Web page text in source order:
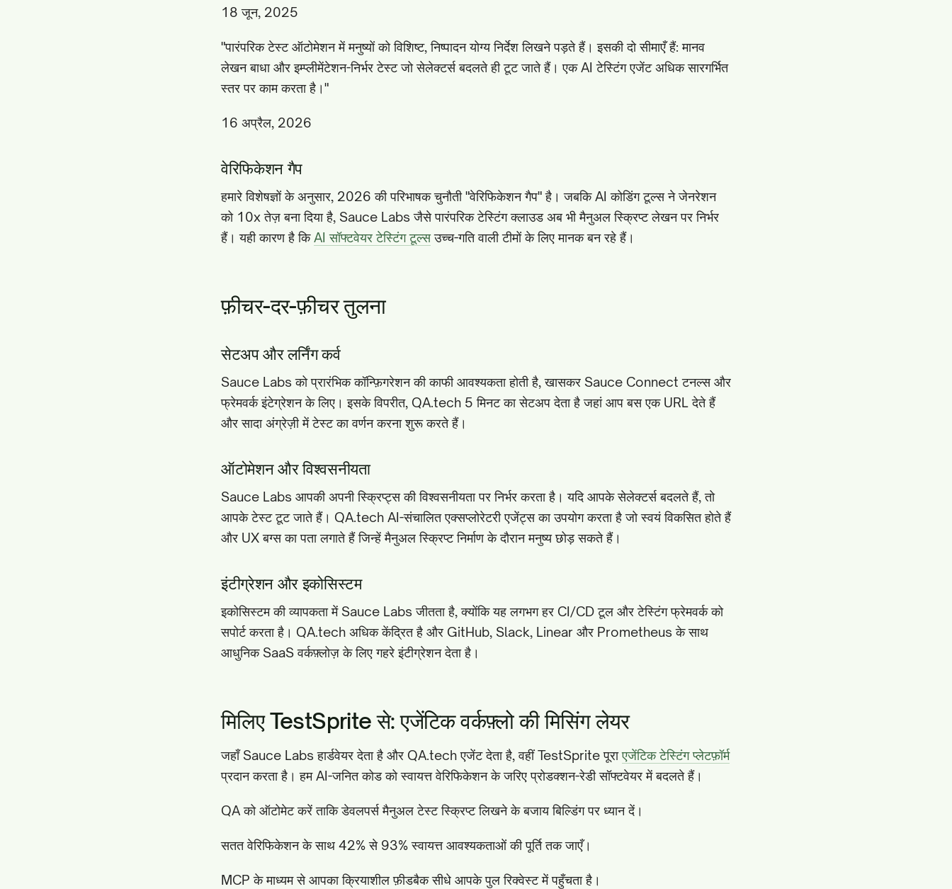
18 जून, 2025
"पारंपरिक टेस्ट ऑटोमेशन में मनुष्यों को विशिष्ट, निष्पादन योग्य निर्देश लिखने पड़ते हैं। इसकी दो सीमाएँ हैं: मानव
लेखन बाधा और इम्प्लीमेंटेशन-निर्भर टेस्ट जो सेलेक्टर्स बदलते ही टूट जाते हैं। एक AI टेस्टिंग एजेंट अधिक सारगर्भित
स्तर पर काम करता है।"
16 अप्रैल, 2026
वेरिफिकेशन गैप
हमारे विशेषज्ञों के अनुसार, 2026 की परिभाषक चुनौती "वेरिफिकेशन गैप" है। जबकि AI कोडिंग टूल्स ने जेनरेशन
को 10x तेज़ बना दिया है, Sauce Labs जैसे पारंपरिक टेस्टिंग क्लाउड अब भी मैनुअल स्क्रिप्ट लेखन पर निर्भर
हैं। यही कारण है किAI सॉफ्टवेयर टेस्टिंग टूल्सउच्च-गति वाली टीमों के लिए मानक बन रहे हैं।
फ़ीचर-दर-फ़ीचर तुलना
सेटअप और लर्निंग कर्व
Sauce Labs को प्रारंभिक कॉन्फ़िगरेशन की काफी आवश्यकता होती है, खासकर Sauce Connect टनल्स और
फ्रेमवर्क इंटेग्रेशन के लिए। इसके विपरीत, QA.tech 5 मिनट का सेटअप देता है जहां आप बस एक URL देते हैं
और सादा अंग्रेज़ी में टेस्ट का वर्णन करना शुरू करते हैं।
ऑटोमेशन और विश्वसनीयता
Sauce Labs आपकी अपनी स्क्रिप्ट्स की विश्वसनीयता पर निर्भर करता है। यदि आपके सेलेक्टर्स बदलते हैं, तो
आपके टेस्ट टूट जाते हैं। QA.tech AI-संचालित एक्सप्लोरेटरी एजेंट्स का उपयोग करता है जो स्वयं विकसित होते हैं
और UX बग्स का पता लगाते हैं जिन्हें मैनुअल स्क्रिप्ट निर्माण के दौरान मनुष्य छोड़ सकते हैं।
इंटीग्रेशन और इकोसिस्टम
इकोसिस्टम की व्यापकता में Sauce Labs जीतता है, क्योंकि यह लगभग हर CI/CD टूल और टेस्टिंग फ्रेमवर्क को
सपोर्ट करता है। QA.tech अधिक केंद्रित है और GitHub, Slack, Linear और Prometheus के साथ
आधुनिक SaaS वर्कफ़्लोज़ के लिए गहरे इंटीग्रेशन देता है।
मिलिए TestSprite से: एजेंटिक वर्कफ़्लो की मिसिंग लेयर
जहाँ Sauce Labs हार्डवेयर देता है और QA.tech एजेंट देता है, वहीं TestSprite पूराएजेंटिक टेस्टिंग प्लेटफ़ॉर्म
प्रदान करता है। हम AI-जनित कोड को स्वायत्त वेरिफिकेशन के जरिए प्रोडक्शन-रेडी सॉफ्टवेयर में बदलते हैं।
QA को ऑटोमेट करें ताकि डेवलपर्स मैनुअल टेस्ट स्क्रिप्ट लिखने के बजाय बिल्डिंग पर ध्यान दें।
सतत वेरिफिकेशन के साथ 42% से 93% स्वायत्त आवश्यकताओं की पूर्ति तक जाएँ।
MCP के माध्यम से आपका क्रियाशील फ़ीडबैक सीधे आपके पुल रिक्वेस्ट में पहुँचता है।